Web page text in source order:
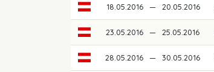
18.05.2016 — 20.05.2016
23.05.2016 — 25.05.2016
28.05.2016 — 30.05.2016